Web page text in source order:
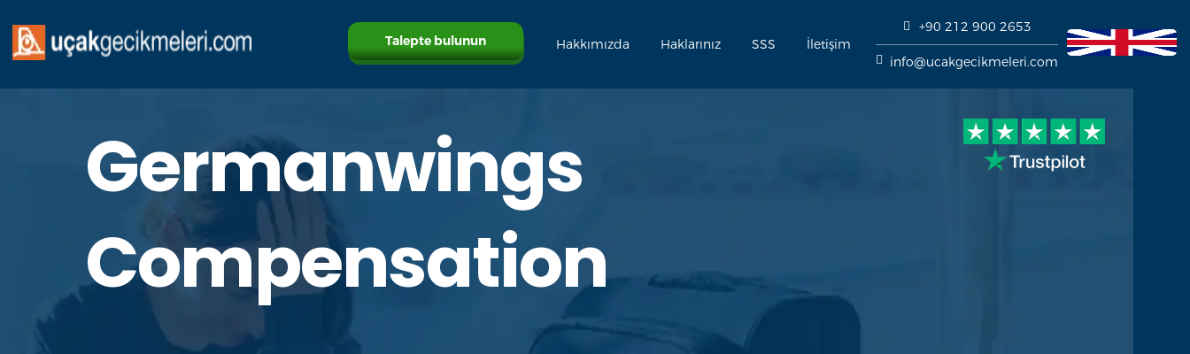
Talepte bulunun Hakkımızda Haklarınız SSS İletişim
+90 212 900 2653
info@ucakgecikmeleri.com
Germanwings
Compensation